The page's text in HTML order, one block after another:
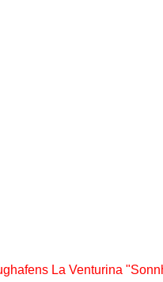
La Venturina